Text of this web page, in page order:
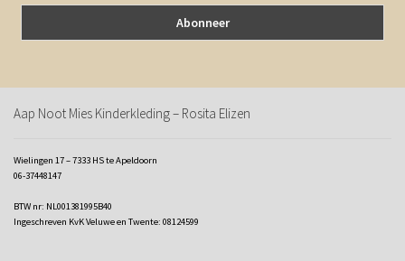
Aap Noot Mies Kinderkleding – Rosita Elizen
Wielingen 17 – 7333 HS te Apeldoorn
06-37448147
BTW nr: NL001381995B40
Ingeschreven KvK Veluwe en Twente: 08124599